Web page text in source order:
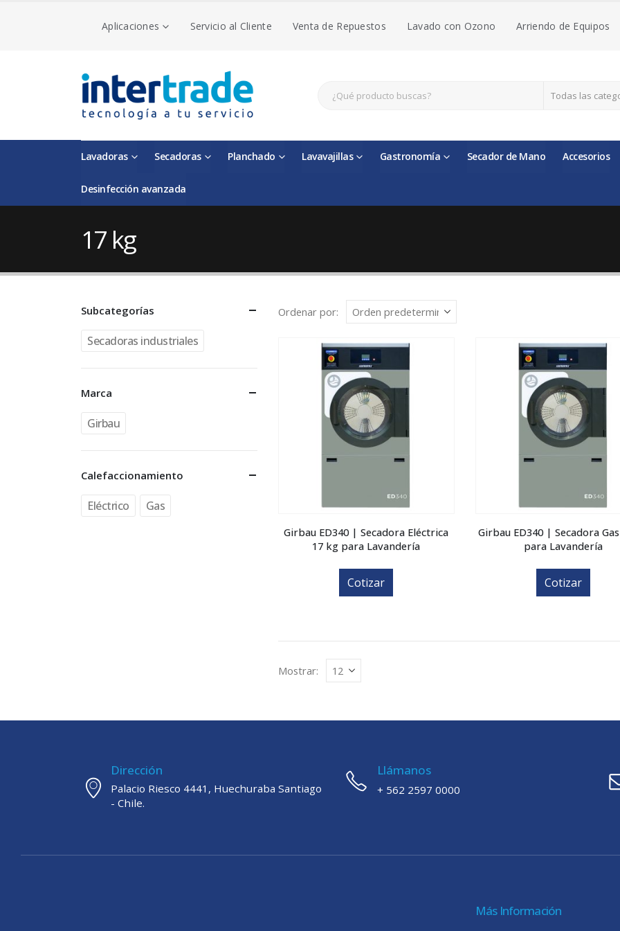
Aplicaciones Servicio al Cliente Venta de Repuestos Lavado con Ozono Arriendo de Equipos
Todas las
Lavadoras Secadoras Planchado Lavavajillas Gastronomía Secador de Mano Accesorios
Desinfección avanzada
17 kg
Ordenar por:
Girbau ED340 | Secadora Eléctrica
17 kg para Lavandería
Cotizar
Girbau ED340 | Secadora
para Lavandería
Cotizar
Mostrar:
Subcategorías
Secadoras industriales
Marca
Girbau
Calefaccionamiento
Eléctrico Gas
Dirección
Palacio Riesco 4441, Huechuraba Santiago
- Chile.
Llámanos
+ 562 2597 0000
Más Información